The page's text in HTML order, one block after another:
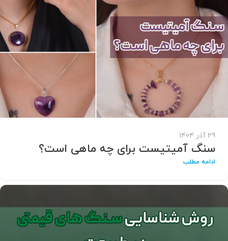
29 آذر 1404
سنگ آمیتیست برای چه ماهی است؟
ادامه مطلب